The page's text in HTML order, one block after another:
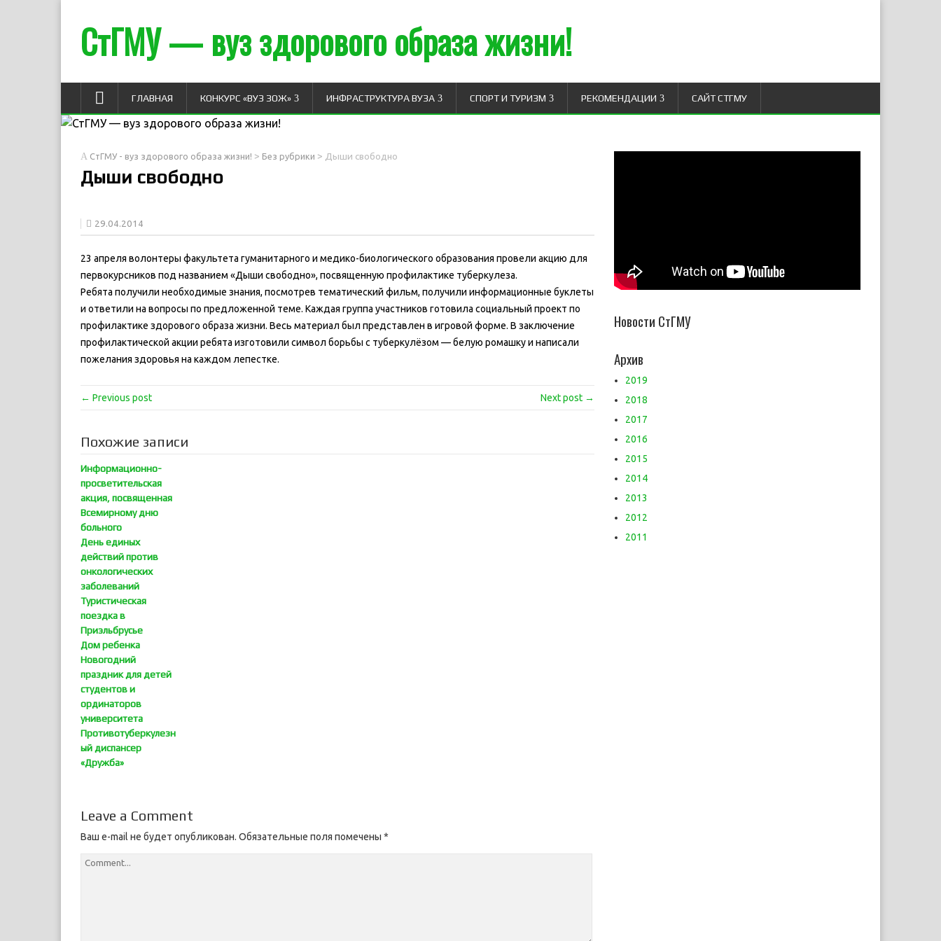
СтГМУ — вуз здорового образа жизни!
ГЛАВНАЯ КОНКУРС «ВУЗ ЗОЖ» ИНФРАСТРУКТУРА ВУЗА СПОРТ И ТУРИЗМ РЕКОМЕНДАЦИИ САЙТ СТГМУ
СтГМУ - вуз здорового образа жизни! > Без рубрики > Дыши свободно
Дыши свободно
29.04.2014
23 апреля волонтеры факультета гуманитарного и медико-биологического образования провели акцию для
первокурсников под названием «Дыши свободно», посвященную профилактике туберкулеза.
Ребята получили необходимые знания, посмотрев тематический фильм, получили информационные буклеты
и ответили на вопросы по предложенной теме. Каждая группа участников готовила социальный проект по
профилактике здорового образа жизни. Весь материал был представлен в игровой форме. В заключение
профилактической акции ребята изготовили символ борьбы с туберкулёзом — белую ромашку и написали
пожелания здоровья на каждом лепестке.
← Previous post Next post →
Похожие записи
Информационно-
просветительская
акция, посвященная
Всемирному дню
больного
День единых
действий против
онкологических
заболеваний
Туристическая
поездка в
Приэльбрусье
Дом ребенка
Новогодний
праздник для детей
студентов и
ординаторов
университета
Противотуберкулезн
ый диспансер
«Дружба»
Leave a Comment
Ваш e-mail не будет опубликован. Обязательные поля помечены *
Новости СтГМУ
Архив
2019
2018
2017
2016
2015
2014
2013
2012
2011